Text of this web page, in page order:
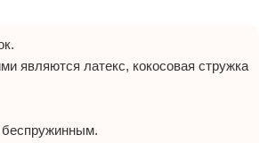
являются латекс, кокосовая стружка
беспружинным.